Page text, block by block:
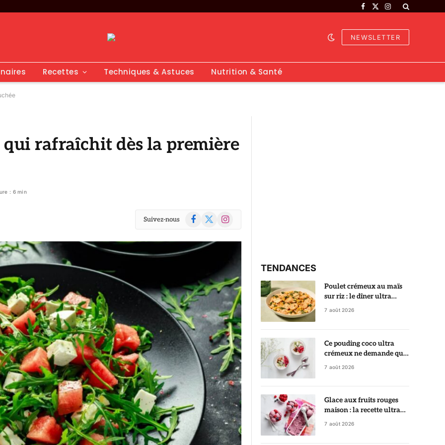
Facebook
X
Instagram
NEWSLETTER
Recettes Techniques & Astuces Nutrition & Santé
qui rafraîchit dès la première
: 6 min
Suivez-nous Facebook
X
Instagram
TENDANCES
Poulet crémeux au maïs
sur riz : le dîner ultra
gourmand prêt en 35
7 août 2026
Ce pouding coco ultra
crémeux ne demande que
5 minutes de préparation
7 août 2026
Glace aux fruits rouges
maison : la recette ultra
crémeuse qui rivalise avec
7 août 2026